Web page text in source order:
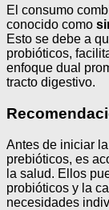
El consumo
conocido como
Esto se debe a
probióticos,
enfoque dual
tracto digestivo.
Antes de iniciar
prebióticos, es
la salud. Ellos
probióticos y la
necesidades